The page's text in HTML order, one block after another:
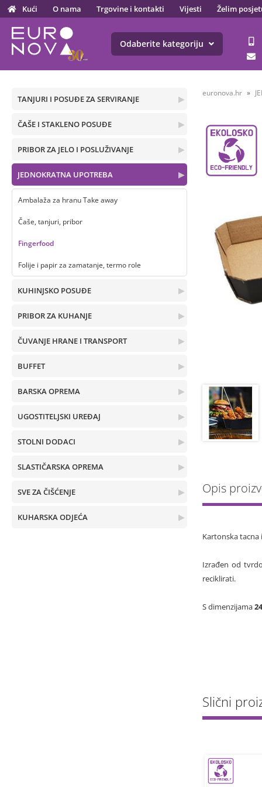
Kući O nama Trgovine i kontakti Vijesti Želim
Odaberite kategoriju
▶
TANJURI I POSUĐE ZA SERVIRANJE
▶
ČAŠE I STAKLENO POSUĐE
▶
PRIBOR ZA JELO I POSLUŽIVANJE
▶
JEDNOKRATNA UPOTREBA
Ambalaža za hranu Take away
Čaše, tanjuri, pribor
Fingerfood
Folije i papir za zamatanje, termo role
▶
KUHINJSKO POSUĐE
▶
PRIBOR ZA KUHANJE
▶
ČUVANJE HRANE I TRANSPORT
▶
BUFFET
▶
BARSKA OPREMA
▶
UGOSTITELJSKI UREĐAJ
▶
STOLNI DODACI
▶
SLASTIČARSKA OPREMA
▶
SVE ZA ČIŠĆENJE
▶
KUHARSKA ODJEĆA
euronova.hr
Opis
Kartonska tacna
Izrađen od
reciklirati.
S dimenzijama
Slični